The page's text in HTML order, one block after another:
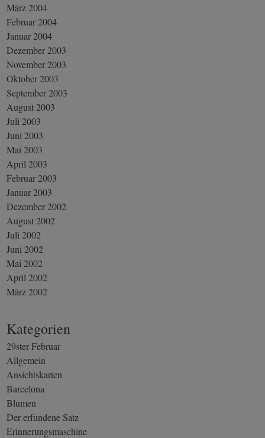
März 2004
Februar 2004
Januar 2004
Dezember 2003
November 2003
Oktober 2003
September 2003
August 2003
Juli 2003
Juni 2003
Mai 2003
April 2003
Februar 2003
Januar 2003
Dezember 2002
August 2002
Juli 2002
Juni 2002
Mai 2002
April 2002
März 2002
Kategorien
29ster Februar
Allgemein
Ansichtskarten
Barcelona
Blumen
Der erfundene Satz
Erinnerungsmaschine